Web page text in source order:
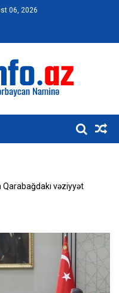
06, 2026
Qarabağdakı vəziyyət